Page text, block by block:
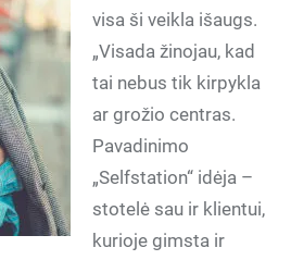
visa ši veikla išaugs.
„Visada žinojau, kad
tai nebus tik kirpykla
ar grožio centras.
Pavadinimo
„Selfstation“ idėja –
stotelė sau ir klientui,
kurioje gimsta ir